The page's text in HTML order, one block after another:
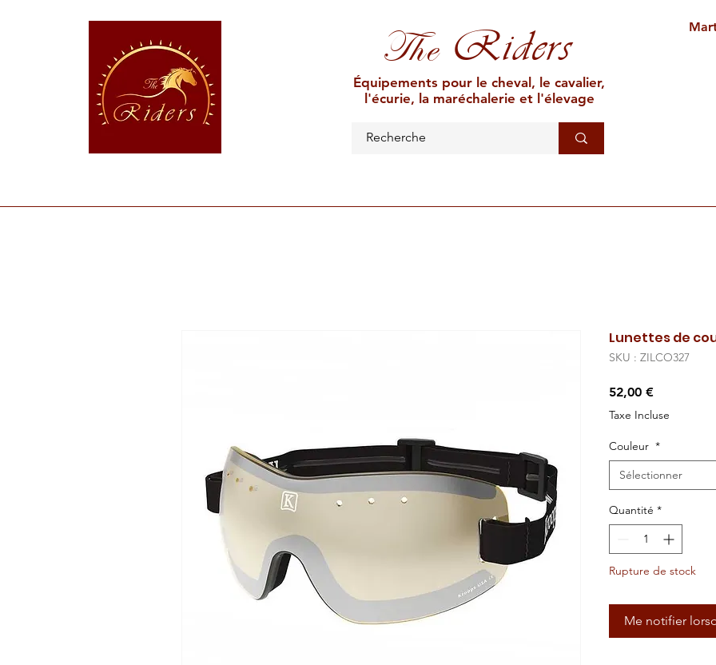
TheRiders
Équipements pour le cheval, le cavalier,
l'écurie, la maréchalerie et l'élevage
Lunettes de
SKU : ZILCO327
52,00 €Prix
Taxe Incluse
Couleur *
Sélectionner
Quantité *
Rupture de stock
Me notifier